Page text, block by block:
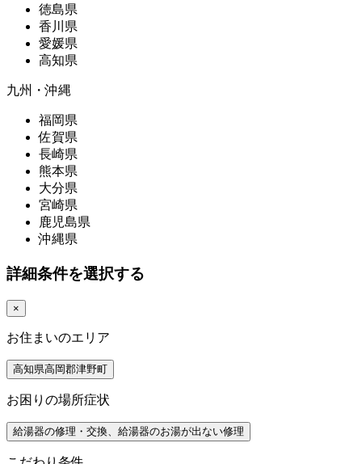
徳島県
香川県
愛媛県
高知県
九州・沖縄
福岡県
佐賀県
長崎県
熊本県
大分県
宮崎県
鹿児島県
沖縄県
詳細条件を選択する
×
お住まいのエリア
高知県高岡郡津野町
お困りの場所症状
給湯器の修理・交換、給湯器のお湯が出ない修理